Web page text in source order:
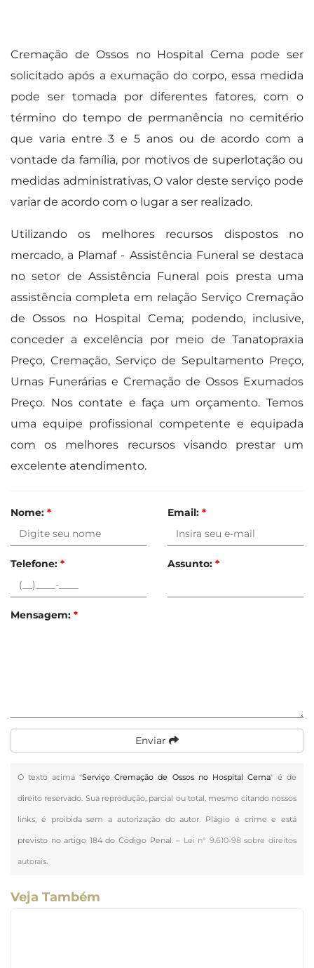
Cremação de Ossos no Hospital Cema pode ser
solicitado após a exumação do corpo, essa medida
pode ser tomada por diferentes fatores, com o
término do tempo de permanência no cemitério
que varia entre 3 e 5 anos ou de acordo com a
vontade da família, por motivos de superlotação ou
medidas administrativas, O valor deste serviço pode
variar de acordo com o lugar a ser realizado.
Utilizando os melhores recursos dispostos no
mercado, a Plamaf - Assistência Funeral se destaca
no setor de Assistência Funeral pois presta uma
assistência completa em relação Serviço Cremação
de Ossos no Hospital Cema; podendo, inclusive,
conceder a excelência por meio de Tanatopraxia
Preço, Cremação, Serviço de Sepultamento Preço,
Urnas Funerárias e Cremação de Ossos Exumados
Preço. Nos contate e faça um orçamento. Temos
uma equipe profissional competente e equipada
com os melhores recursos visando prestar um
excelente atendimento.
Nome: * Email: *
Telefone: * Assunto: *
Mensagem: *
Enviar
O texto acima "Serviço Cremação de Ossos no Hospital Cema" é de
direito reservado. Sua reprodução, parcial ou total, mesmo citando nossos
links, é proibida sem a autorização do autor. Plágio é crime e está
previsto no artigo 184 do Código Penal. – Lei n° 9.610-98 sobre direitos
autorais.
Veja Também